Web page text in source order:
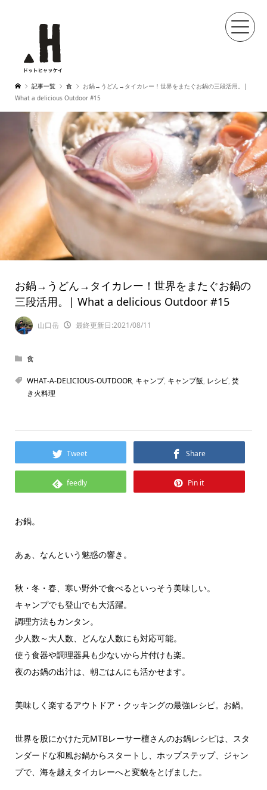
記事一覧 食
お鍋→うどん→タイカレー！世界をまたぐお鍋の三段活用。|
What a delicious Outdoor #15
お鍋→うどん→タイカレー！世界をまたぐお鍋の
三段活用。| What a delicious Outdoor #15
山口岳 最終更新日:2021/08/11
食
WHAT-A-DELICIOUS-OUTDOOR, キャンプ, キャンプ飯, レシピ, 焚
き火料理
Tweet Share
feedly Pin it
お鍋。
あぁ、なんという魅惑の響き。
秋・冬・春、寒い野外で食べるといっそう美味しい。
キャンプでも登山でも大活躍。
調理方法もカンタン。
少人数～大人数、どんな人数にも対応可能。
使う食器や調理器具も少ないから片付けも楽。
夜のお鍋の出汁は、朝ごはんにも活かせます。
美味しく楽するアウトドア・クッキングの最強レシピ。お鍋。
世界を股にかけた元MTBレーサー檀さんのお鍋レシピは、スタ
ンダードな和風お鍋からスタートし、ホップステップ、ジャン
プで、海を越えタイカレーへと変貌をとげました。